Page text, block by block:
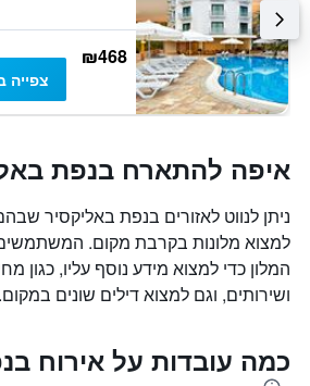
₪468
צפייה
איפה להתארח בנפת
ניתן לנווט לאזורים בנפת באליקסיר
למצוא מלונות בקרבת מקום.
המלון כדי למצוא מידע נוסף עליו, כגון
ושירותים, וגם למצוא דילים שונים במקום.
כמה עובדות על אירוח